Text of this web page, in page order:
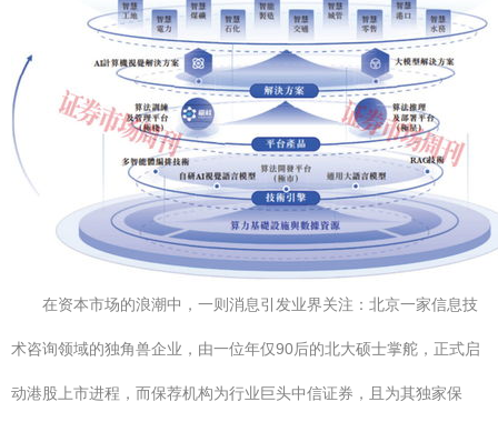
在资本市场的浪潮中，一则消息引发业界关注：北京一家信息技
术咨询领域的独角兽企业，由一位年仅90后的北大硕士掌舵，正式启
动港股上市进程，而保荐机构为行业巨头中信证券，且为其独家保